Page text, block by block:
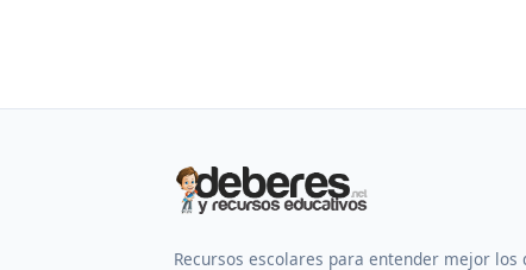
Recursos escolares para entender mejor los